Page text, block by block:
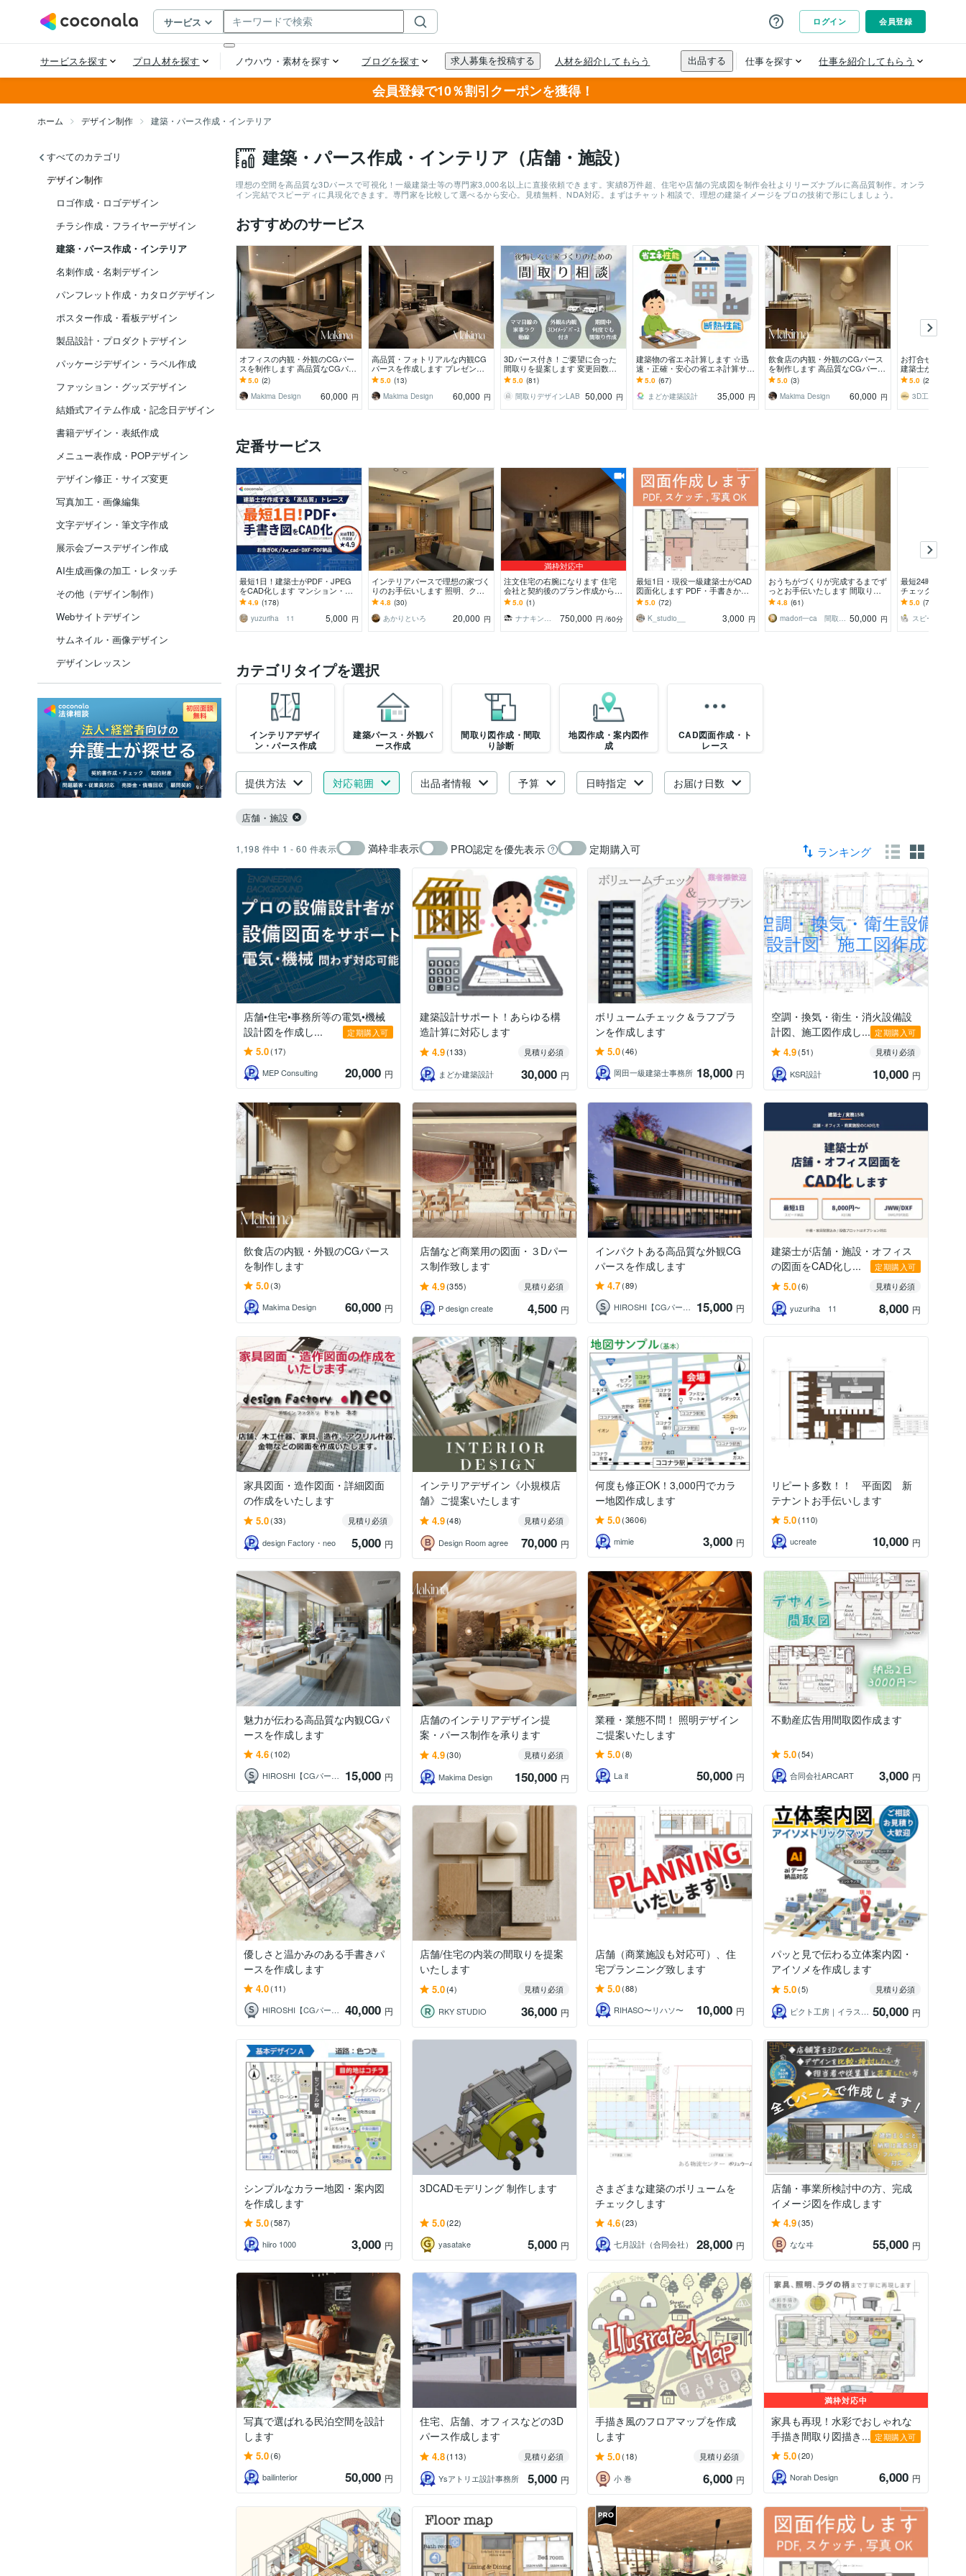
会員登録で10％割引クーポンを獲得！
ホーム デザイン制作 建築・パース作成・インテリア
すべてのカテゴリ
デザイン制作
ロゴ作成・ロゴデザイン
チラシ作成・フライヤーデザイン
建築・パース作成・インテリア
名刺作成・名刺デザイン
パンフレット作成・カタログデザイン
ポスター作成・看板デザイン
製品設計・プロダクトデザイン
パッケージデザイン・ラベル作成
ファッション・グッズデザイン
結婚式アイテム作成・記念日デザイン
書籍デザイン・表紙作成
メニュー表作成・POPデザイン
デザイン修正・サイズ変更
写真加工・画像編集
文字デザイン・筆文字作成
展示会ブースデザイン作成
AI生成画像の加工・レタッチ
その他（デザイン制作）
Webサイトデザイン
サムネイル・画像デザイン
デザインレッスン
建築・パース作成・インテリア（店舗・施設）
理想の空間を高品質な3Dパースで可視化！一級建築士等の専門家3,000名以上に直接依頼できます。実績8万件超、住宅や店舗の完成図を制作会社よりリーズナブルに高品質制作。オンラ
イン完結でスピーディに具現化できます。専門家を比較して選べるから安心。見積無料、NDA対応。まずはチャット相談で、理想の建築イメージをプロの技術で形にしましょう。
おすすめのサービス
オフィスの内観・外観のCGパー
スを制作します 高品質なCGパー
スで、オフィスの完成イメージを
可視化
5.0 (2)
Makima Design
60,000 円
高品質・フォトリアルな内観CG
パースを作成します プレゼンや
広告に最適！ビジネスシーンで輝
く高品質パース
5.0 (13)
Makima Design
60,000 円
3Dパース付き！ご要望に合った
間取りを提案します 変更回数無
制限！子育て目線のヒアリングで
『日常を 極上に』
5.0 (81)
間取りデザインLAB 50,000 円
建築物の省エネ計算します ☆迅
速・正確・安心の省エネ計算サー
ビス
5.0 (67)
まどか建築設計
35,000 円
飲食店の内観・外観のCGパース
を制作します 高品質なCGパース
で、飲食店の完成イメージを可視
化
5.0 (3)
Makima Design
60,000 円
お打合せに適し
建築士が制作し
大規模建築まで
ス対応★
5.0 (286)
定番サービス
最短1日！建築士がPDF・JPEG
をCAD化します マンション・戸
建ての間取りトレース。JWW・D
XF納品。
4.9 (178)
yuzuriha 11
5,000 円
インテリアパースで理想の家づく
りのお手伝いします 照明、クロ
ス、家具などアドバイス付 工務
店様企業様も対応可能
4.8 (30)
あかりといろ
20,000 円
満枠対応中
注文住宅の右腕になります 住宅
会社と契約後のプラン作成から着
工まで
5.0 (1)
ナナキン 注文住宅とインテリアの虎
750,000 円 /60分
最短1日・現役一級建築士がCAD
図面化します PDF・手書きから
作成｜確認申請・民泊対応
5.0 (72)
K_studio__
3,000 円
おうちがづくりが完成するまでず
っとお手伝いたします 間取り、
外観、電気、内装、設備、外構の
お悩みまるっとサポート
4.8 (61)
madori一ca 間取り家 Kao 50,000 円
最短24時間提出★
チェックします
ピード重視の方
約対応中です！
5.0 (75)
カテゴリタイプを選択
インテリアデザイ
ン・パース作成
建築パース・外観パ
ース作成
間取り図作成・間取
り診断
地図作成・案内図作
成
CAD図面作成・ト
レース
提供方法 対応範囲 出品者情報 予算 日時指定 お届け日数
店舗・施設
1,198 件中 1 - 60 件表示 満枠非表示 PRO認定を優先表示 定期購入可 ランキング
店舗•住宅•事務所等の電気•機械
設計図を作成し...
定期購入可
5.0(17)
MEP Consulting
20,000 円
建築設計サポート！あらゆる構
造計算に対応します
4.9(133)
見積り必須
まどか建築設計
30,000 円
ボリュームチェック＆ラフプラ
ンを作成します
5.0(46)
岡田一級建築士事務所 18,000 円
空調・換気・衛生・消火設備設
計図、施工図作成し... 定期購入可
4.9(51)
見積り必須
KSR設計
10,000 円
飲食店の内観・外観のCGパース
を制作します
5.0(3)
Makima Design
60,000 円
店舗など商業用の図面・３Dパー
ス制作致します
4.9(355)
見積り必須
P design create
4,500 円
インパクトある高品質な外観CG
パースを作成します
4.7(89)
HIROSHI【CGパース4日で作成】
15,000 円
建築士が店舗・施設・オフィス
の図面をCAD化し...
定期購入可
5.0(6)
見積り必須
yuzuriha 11
8,000 円
家具図面・造作図面・詳細図面
の作成をいたします
5.0(33)
見積り必須
design Factory・neo
5,000 円
インテリアデザイン《小規模店
舗》ご提案いたします
4.9(48)
見積り必須
Design Room agree
70,000 円
何度も修正OK！3,000円でカラ
ー地図作成します
5.0(3606)
mimie
3,000 円
リピート多数！！ 平面図 新
テナントお手伝いします
5.0(110)
ucreate
10,000 円
魅力が伝わる高品質な内観CGパ
ースを作成します
4.6(102)
HIROSHI【CGパース4日で作成】
15,000 円
店舗のインテリアデザイン提
案・パース制作を承ります
4.9(30)
見積り必須
Makima Design
150,000 円
業種・業態不問！ 照明デザイン
ご提案いたします
5.0(8)
La it
50,000 円
不動産広告用間取図作成ます
5.0(54)
合同会社ARCART
3,000 円
優しさと温かみのある手書きパ
ースを作成します
4.0(11)
HIROSHI【CGパース4日で作成】
40,000 円
店舗/住宅の内装の間取りを提案
いたします
5.0(4)
見積り必須
RKY STUDIO
36,000 円
店舗（商業施設も対応可）、住
宅プランニング致します
5.0(88)
RIHASO〜リハソ〜
10,000 円
パッと見で伝わる立体案内図・
アイソメを作成します
5.0(5)
見積り必須
ピクト工房｜イラスト制作
50,000 円
シンプルなカラー地図・案内図
を作成します
5.0(587)
hiiro 1000
3,000 円
3DCADモデリング 制作します
5.0(22)
yasatake
5,000 円
さまざまな建築のボリュームを
チェックします
4.6(23)
七月設計（合同会社）
28,000 円
店舗・事業所検討中の方、完成
イメージ図を作成します
4.9(35)
ななヰ
55,000 円
写真で選ばれる民泊空間を設計
します
5.0(6)
bailinterior
50,000 円
住宅、店舗、オフィスなどの3D
パース作成します
4.8(113)
見積り必須
Ysアトリエ設計事務所
5,000 円
手描き風のフロアマップを作成
します
5.0(18)
見積り必須
小 巻
6,000 円
満枠対応中
家具も再現！水彩でおしゃれな
手描き間取り図描き... 定期購入可
5.0(20)
Norah Design
6,000 円